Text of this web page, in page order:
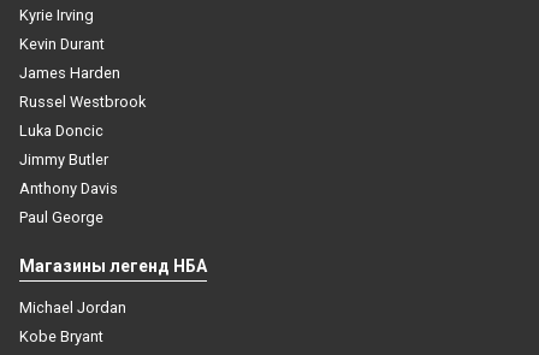
Kyrie Irving
Kevin Durant
James Harden
Russel Westbrook
Luka Doncic
Jimmy Butler
Anthony Davis
Paul George
Магазины легенд НБА
Michael Jordan
Kobe Bryant